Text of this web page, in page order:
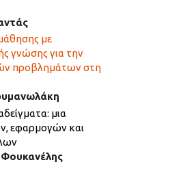
με
γνώσης για την
προβλημάτων στη
μια
εφαρμογών και